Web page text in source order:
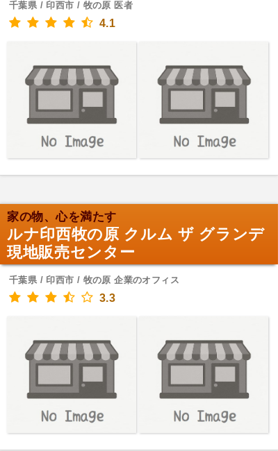
千葉県 / 印西市 / 牧の原 医者
4.1
家の物、心を満たす
ルナ印西牧の原 クルム ザ グランデ
現地販売センター
千葉県 / 印西市 / 牧の原 企業のオフィス
3.3